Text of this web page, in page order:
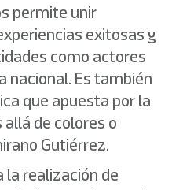
permite unir
exitosas y
como actores
nacional. Es también
que apuesta por la
de colores o
Gutiérrez.
realización de